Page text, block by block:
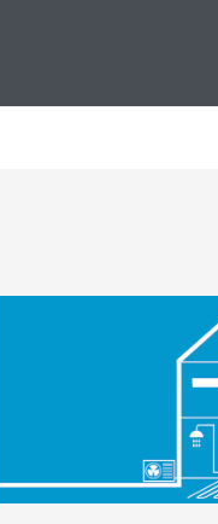
χρειάζεται να